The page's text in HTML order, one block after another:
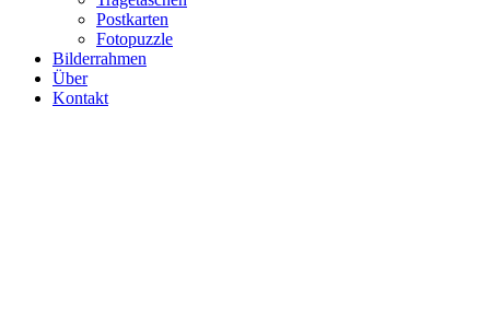
Postkarten
Fotopuzzle
Bilderrahmen
Über
Kontakt